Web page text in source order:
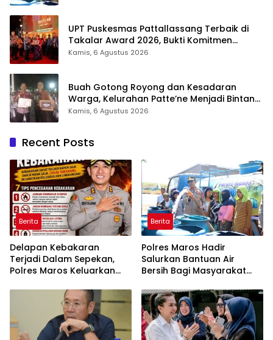
UPT Puskesmas Pattallassang Terbaik di
Takalar Award 2026, Bukti Komitmen
Hadirkan Pelayanan Kesehatan Berkualitas
Kamis, 6 Agustus 2026
Buah Gotong Royong dan Kesadaran
Warga, Kelurahan Patte’ne Menjadi Bintang
Takalar Award 2026
Kamis, 6 Agustus 2026
Recent Posts
Berita
Delapan Kebakaran
Terjadi Dalam Sepekan,
Polres Maros Keluarkan
Masyarakat
Berita
Polres Maros Hadir
Salurkan Bantuan Air
Bersih Bagi Masyarakat
Di Maros